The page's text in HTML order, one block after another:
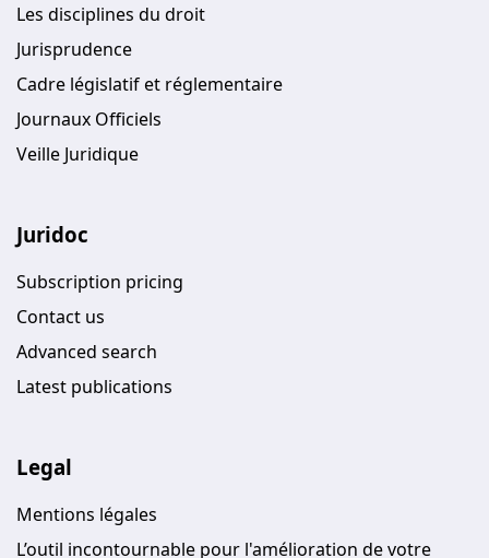
Les disciplines du droit
Jurisprudence
Cadre législatif et réglementaire
Journaux Officiels
Veille Juridique
Juridoc
Subscription pricing
Contact us
Advanced search
Latest publications
Legal
Mentions légales
L’outil incontournable pour l'amélioration de votre